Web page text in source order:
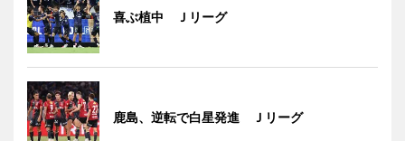
喜ぶ植中 Ｊリーグ
鹿島、逆転で白星発進 Ｊリーグ